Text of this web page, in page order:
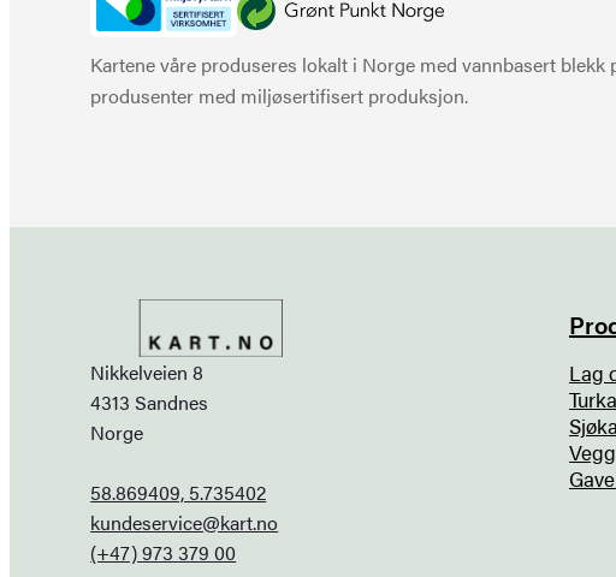
Kartene våre produseres lokalt i Norge med vannbasert
produsenter med miljøsertifisert produksjon.
Nikkelveien 8
4313 Sandnes
Norge
58.869409, 5.735402
kundeservice@kart.no
(+47) 973 379 00
Lag